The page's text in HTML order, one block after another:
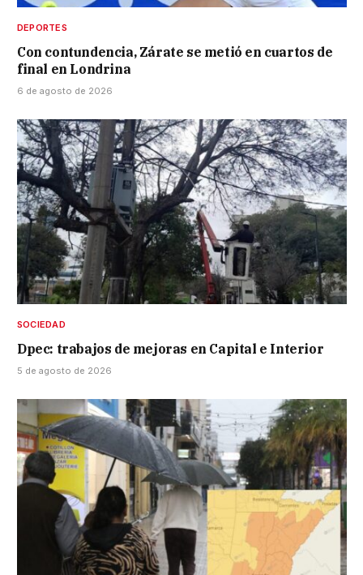
DEPORTES
Con contundencia, Zárate se metió en cuartos de
final en Londrina
6 de agosto de 2026
SOCIEDAD
Dpec: trabajos de mejoras en Capital e Interior
5 de agosto de 2026